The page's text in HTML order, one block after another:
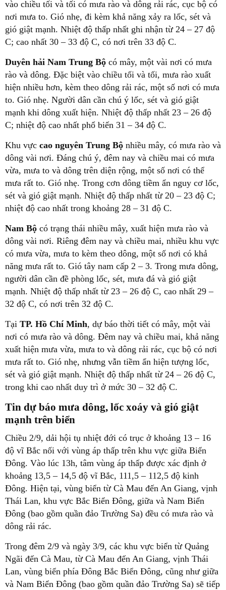
vào chiều tối và tối có mưa rào và dông rải rác, cục bộ có
nơi mưa to. Gió nhẹ, đi kèm khả năng xảy ra lốc, sét và
gió giật mạnh. Nhiệt độ thấp nhất ghi nhận từ 24 – 27 độ
C; cao nhất 30 – 33 độ C, có nơi trên 33 độ C.
Duyên hải Nam Trung Bộ có mây, một vài nơi có mưa
rào và dông. Đặc biệt vào chiều tối và tối, mưa rào xuất
hiện nhiều hơn, kèm theo dông rải rác, một số nơi có mưa
to. Gió nhẹ. Người dân cần chú ý lốc, sét và gió giật
mạnh khi dông xuất hiện. Nhiệt độ thấp nhất 23 – 26 độ
C; nhiệt độ cao nhất phổ biến 31 – 34 độ C.
Khu vực cao nguyên Trung Bộ nhiều mây, có mưa rào và
dông vài nơi. Đáng chú ý, đêm nay và chiều mai có mưa
vừa, mưa to và dông trên diện rộng, một số nơi có thể
mưa rất to. Gió nhẹ. Trong cơn dông tiềm ẩn nguy cơ lốc,
sét và gió giật mạnh. Nhiệt độ thấp nhất từ 20 – 23 độ C;
nhiệt độ cao nhất trong khoảng 28 – 31 độ C.
Nam Bộ có trạng thái nhiều mây, xuất hiện mưa rào và
dông vài nơi. Riêng đêm nay và chiều mai, nhiều khu vực
có mưa vừa, mưa to kèm theo dông, một số nơi có khả
năng mưa rất to. Gió tây nam cấp 2 – 3. Trong mưa dông,
người dân cần đề phòng lốc, sét, mưa đá và gió giật
mạnh. Nhiệt độ thấp nhất từ 23 – 26 độ C, cao nhất 29 –
32 độ C, có nơi trên 32 độ C.
Tại TP. Hồ Chí Minh, dự báo thời tiết có mây, một vài
nơi có mưa rào và dông. Đêm nay và chiều mai, khả năng
xuất hiện mưa vừa, mưa to và dông rải rác, cục bộ có nơi
mưa rất to. Gió nhẹ, nhưng vẫn tiềm ẩn hiện tượng lốc,
sét và gió giật mạnh. Nhiệt độ thấp nhất từ 24 – 26 độ C,
trong khi cao nhất duy trì ở mức 30 – 32 độ C.
Tin dự báo mưa dông, lốc xoáy và gió giật
mạnh trên biển
Chiều 2/9, dải hội tụ nhiệt đới có trục ở khoảng 13 – 16
độ vĩ Bắc nối với vùng áp thấp trên khu vực giữa Biển
Đông. Vào lúc 13h, tâm vùng áp thấp được xác định ở
khoảng 13,5 – 14,5 độ vĩ Bắc, 111,5 – 112,5 độ kinh
Đông. Hiện tại, vùng biển từ Cà Mau đến An Giang, vịnh
Thái Lan, khu vực Bắc Biển Đông, giữa và Nam Biển
Đông (bao gồm quần đảo Trường Sa) đều có mưa rào và
dông rải rác.
Trong đêm 2/9 và ngày 3/9, các khu vực biển từ Quảng
Ngãi đến Cà Mau, từ Cà Mau đến An Giang, vịnh Thái
Lan, vùng biển phía Đông Bắc Biển Đông, cũng như giữa
và Nam Biển Đông (bao gồm quần đảo Trường Sa) sẽ tiếp